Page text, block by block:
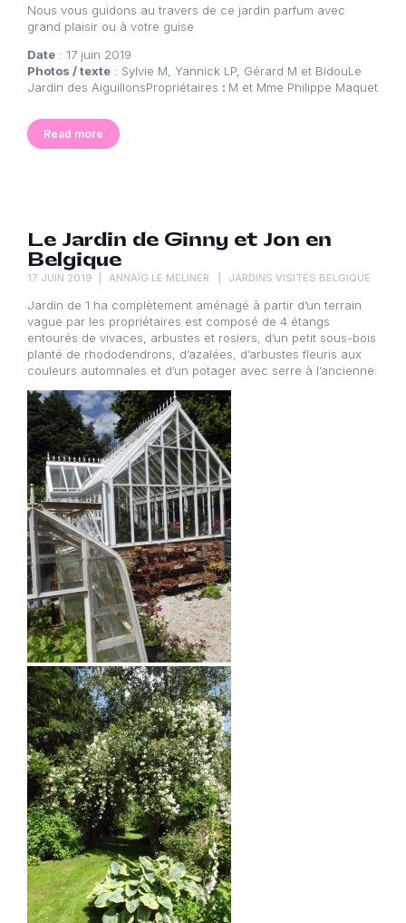
Nous vous guidons au travers de ce jardin parfum avec
grand plaisir ou à votre guise
Date : 17 juin 2019
Photos / texte : Sylvie M, Yannick LP, Gérard M et BidouLe
Jardin des AiguillonsPropriétaires : M et Mme Philippe Maquet
Read more
Le Jardin de Ginny et Jon en
Belgique
17 JUIN 2019 ANNAÏG LE MELINER JARDINS VISITÉS BELGIQUE
Jardin de 1 ha complètement aménagé à partir d’un terrain
vague par les propriétaires est composé de 4 étangs
entourés de vivaces, arbustes et rosiers, d’un petit sous-bois
planté de rhododendrons, d’azalées, d’arbustes fleuris aux
couleurs automnales et d’un potager avec serre à l’ancienne.